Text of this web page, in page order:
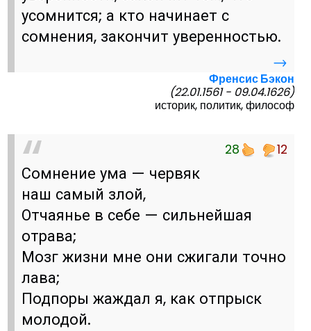
усомнится; а кто начинает с
сомнения, закончит уверенностью.
→
Френсис Бэкон
(22.01.1561 - 09.04.1626)
историк, политик, философ
28 12
Сомнение ума — червяк
наш самый злой,
Отчаянье в себе — сильнейшая
отрава;
Мозг жизни мне они сжигали точно
лава;
Подпоры жаждал я, как отпрыск
молодой.